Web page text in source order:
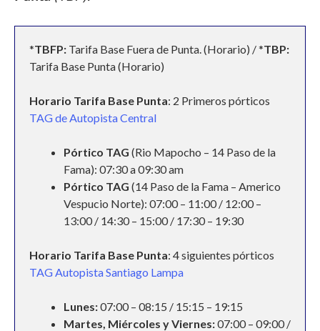
*TBFP: Tarifa Base Fuera de Punta. (Horario) / *TBP:
Tarifa Base Punta (Horario)
Horario Tarifa Base Punta: 2 Primeros pórticos
TAG de Autopista Central
Pórtico TAG (Rio Mapocho – 14 Paso de la
Fama): 07:30 a 09:30 am
Pórtico TAG (14 Paso de la Fama – Americo
Vespucio Norte): 07:00 – 11:00 / 12:00 –
13:00 / 14:30 – 15:00 / 17:30 – 19:30
Horario Tarifa Base Punta: 4 siguientes pórticos
TAG Autopista Santiago Lampa
Lunes:07:00 – 08:15 / 15:15 – 19:15
Martes, Miércoles y Viernes:07:00 – 09:00 /